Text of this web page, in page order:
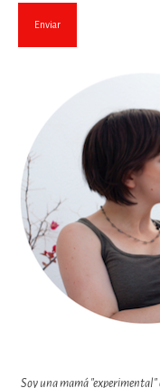
Soy una mamá "experimental"